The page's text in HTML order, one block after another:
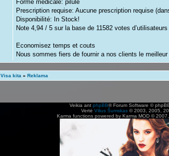
Forme medicale: pilule
Prescription requise: Aucune prescription requise
Disponibilité: In Stock!
Note 4,94 / 5 sur la base de 11582 votes d’utilisateurs
Economisez temps et couts
Nous sommes fiers de fournir a nos clients le
Anonymat complet et légal
acheter midazolam midazolam achat
acheter midazolam midazolam sans ordonnance
midazolam sans ordonnance acheter midazolam
acheter midazolam comprimés acheter midazolam
midazolam achat midazolam achat en ligne
acheter midazolam acheter midazolam
midazolam sans ordonnance midazolam achat en
Visa kita » Reklama
Veikia ant phpBB® Forum Software ©
Vertė Vilius Šumskas© 2003, 2005,
Karma functions powered by Karma MOD ©